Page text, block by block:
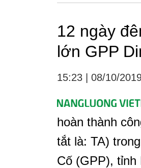
12 ngày
lớn GPP
15:23 08/10/
hoàn thành
tắt là: TA)
Cố (GPP),